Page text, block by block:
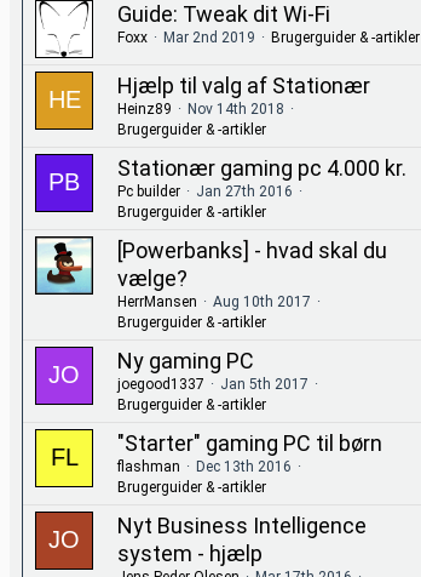
Guide: Tweak dit Wi-Fi
Foxx Mar 2nd 2019 Brugerguider & -artikler
Hjælp til valg af Stationær
Heinz89
Nov 14th 2018
Brugerguider & -artikler
Stationær gaming pc 4.000 kr.
Pc builder
Jan 27th 2016
Brugerguider & -artikler
[Powerbanks] - hvad skal du
vælge?
HerrMansen
Aug 10th 2017
Brugerguider & -artikler
Ny gaming PC
joegood1337
Jan 5th 2017
Brugerguider & -artikler
"Starter" gaming PC til børn
flashman
Dec 13th 2016
Brugerguider & -artikler
Nyt Business Intelligence
system - hjælp